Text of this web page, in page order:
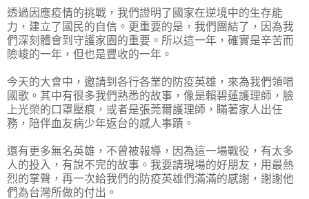
透過因應疫情的挑戰，我們證明了國家在逆境中的生存能
力，建立了國民的自信。更重要的是，我們團結了，因為我
們深刻體會到守護家園的重要。所以這一年，確實是辛苦而
險峻的一年，但也是豐收的一年。
今天的大會中，邀請到各行各業的防疫英雄，來為我們領唱
國歌。其中有很多我們熟悉的故事，像是賴碧蓮護理師，臉
上光榮的口罩壓痕，或者是張莞爾護理師，瞞著家人出任
務，陪伴血友病少年返台的感人事蹟。
還有更多無名英雄，不曾被報導，因為這一場戰役，有太多
人的投入，有說不完的故事。我要請現場的好朋友，用最熱
烈的掌聲，再一次給我們的防疫英雄們滿滿的感謝，謝謝他
們為台灣所做的付出。